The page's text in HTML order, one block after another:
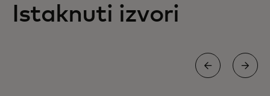
Istaknuti izvori